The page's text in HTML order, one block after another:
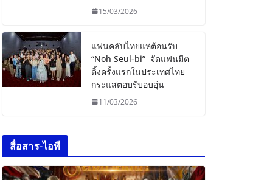
15/03/2026
แฟนคลับไทยแห่ต้อนรับ
“Noh Seul-bi” จัดแฟนมีต
ติ้งครั้งแรกในประเทศไทย
กระแสตอบรับอบอุ่น
11/03/2026
สื่อสาร-ไอที